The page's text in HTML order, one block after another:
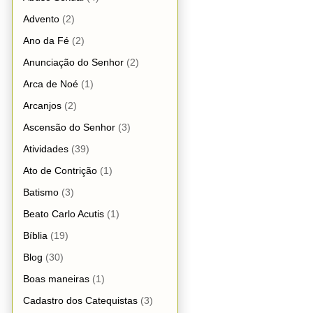
Advento (2)
Ano da Fé (2)
Anunciação do Senhor (2)
Arca de Noé (1)
Arcanjos (2)
Ascensão do Senhor (3)
Atividades (39)
Ato de Contrição (1)
Batismo (3)
Beato Carlo Acutis (1)
Bíblia (19)
Blog (30)
Boas maneiras (1)
Cadastro dos Catequistas (3)